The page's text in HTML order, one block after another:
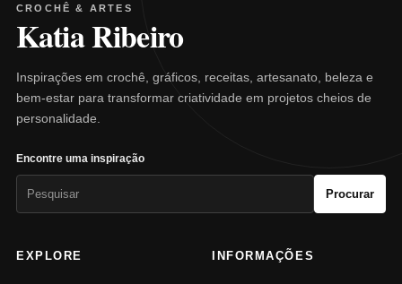
CROCHÊ & ARTES
Katia Ribeiro
Inspirações em crochê, gráficos, receitas, artesanato, beleza e
bem-estar para transformar criatividade em projetos cheios de
personalidade.
Encontre uma inspiração
Procurar
EXPLORE INFORMAÇÕES